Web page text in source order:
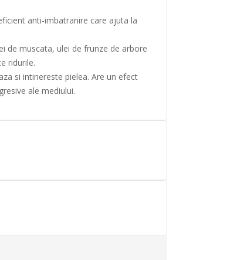
anti-imbatranire care ajuta la
de muscata, ulei de frunze de arbore
ridurile.
si intinereste pielea. Are un efect
ale mediului.